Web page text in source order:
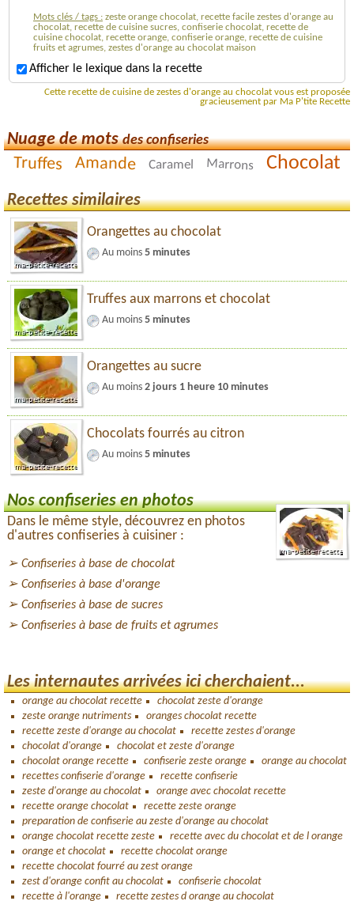
Mots clés / tags : zeste orange chocolat, recette facile zestes d'orange au
chocolat, recette de cuisine sucres, confiserie chocolat, recette de
cuisine chocolat, recette orange, confiserie orange, recette de cuisine
fruits et agrumes, zestes d'orange au chocolat maison
Afficher le lexique dans la recette
Cette recette de cuisine de zestes d'orange au chocolat vous est proposée
gracieusement par Ma P'tite Recette
Nuage de motsdes confiseries
Truffes Amande Caramel Marrons Chocolat
Recettes similaires
Orangettes au chocolat
Au moins 5 minutes
Truffes aux marrons et chocolat
Au moins 5 minutes
Orangettes au sucre
Au moins 2 jours 1 heure 10 minutes
Chocolats fourrés au citron
Au moins 5 minutes
Nos confiseries en photos
Dans le même style, découvrez en photos
d'autres confiseries à cuisiner :
Confiseries à base de chocolat
Confiseries à base d'orange
Confiseries à base de sucres
Confiseries à base de fruits et agrumes
Les internautes arrivées ici cherchaient...
orange au chocolat recette
chocolat zeste d'orange
zeste orange nutriments
oranges chocolat recette
recette zeste d'orange au chocolat
recette zestes d'orange
chocolat d'orange
chocolat et zeste d'orange
chocolat orange recette
confiserie zeste orange
orange au chocolat
recettes confiserie d'orange
recette confiserie
zeste d'orange au chocolat
orange avec chocolat recette
recette orange chocolat
recette zeste orange
preparation de confiserie au zeste d'orange au chocolat
orange chocolat recette zeste
recette avec du chocolat et de l orange
orange et chocolat
recette chocolat orange
recette chocolat fourré au zest orange
zest d'orange confit au chocolat
confiserie chocolat
recette à l'orange
recette zestes d orange au chocolat